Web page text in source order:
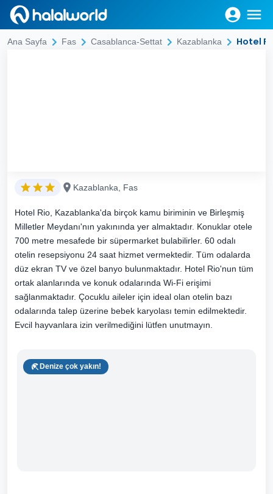
Ana Sayfa Fas Casablanca-Settat Kazablanka Hotel
Kazablanka, Fas
Hotel Rio, Kazablanka'da birçok kamu biriminin ve Birleşmiş
Milletler Meydanı'nın yakınında yer almaktadır. Konuklar otele
700 metre mesafede bir süpermarket bulabilirler. 60 odalı
otelin resepsiyonu 24 saat hizmet vermektedir. Tüm odalarda
düz ekran TV ve özel banyo bulunmaktadır. Hotel Rio'nun tüm
ortak alanlarında ve konuk odalarında Wi-Fi erişimi
sağlanmaktadır. Çocuklu aileler için ideal olan otelin bazı
odalarında talep üzerine bebek karyolası temin edilmektedir.
Evcil hayvanlara izin verilmediğini lütfen unutmayın.
Denize çok yakın!